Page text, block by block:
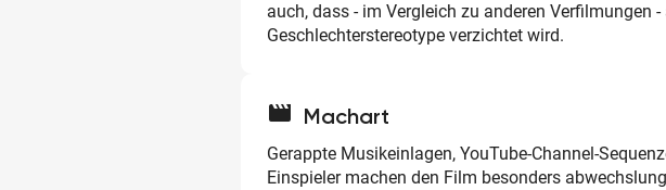
auch, dass - im Vergleich zu anderen Verfilmungen
Geschlechterstereotype verzichtet wird.
movie Machart
Gerappte Musikeinlagen, YouTube-Channel-
Einspieler machen den Film besonders